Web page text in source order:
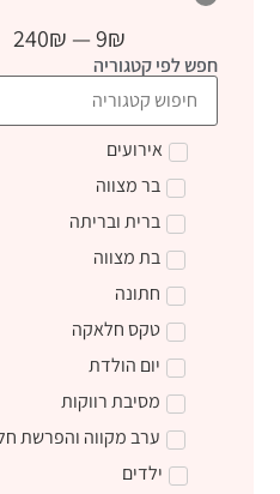
9₪
—
240₪
חפש לפי קטגוריה
אירועים
בר מצווה
ברית ובריתה
בת מצווה
חתונה
טקס חלאקה
יום הולדת
מסיבת רווקות
ערב מקווה והפרשת
ילדים